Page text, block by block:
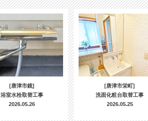
[唐津市鏡]
浴室水栓取替工事
2026.05.26
[唐津市栄町]
洗面化粧台取替工事
2026.05.25